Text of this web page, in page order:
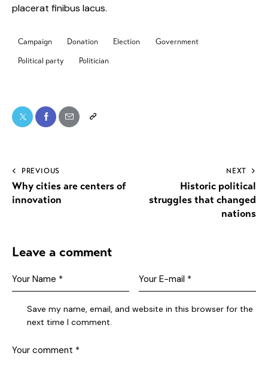
placerat finibus lacus.
Campaign Donation Election
Government
Political party
Politician
PREVIOUS
Why cities are centers of
innovation
NEXT
Historic political
struggles that changed
nations
Leave a comment
Save my name, email, and website in this browser for the
next time I comment.